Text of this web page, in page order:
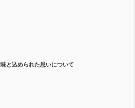
と込められた思いについて